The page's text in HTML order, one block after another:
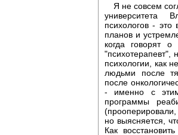
Я не совсем
университета
психологов -
планов и
когда говорят
"психотерапевт",
психологии, как
людьми после
после
- именно с
программы
но выясняется,
Как